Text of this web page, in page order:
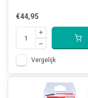
€44,95
Vergelijk